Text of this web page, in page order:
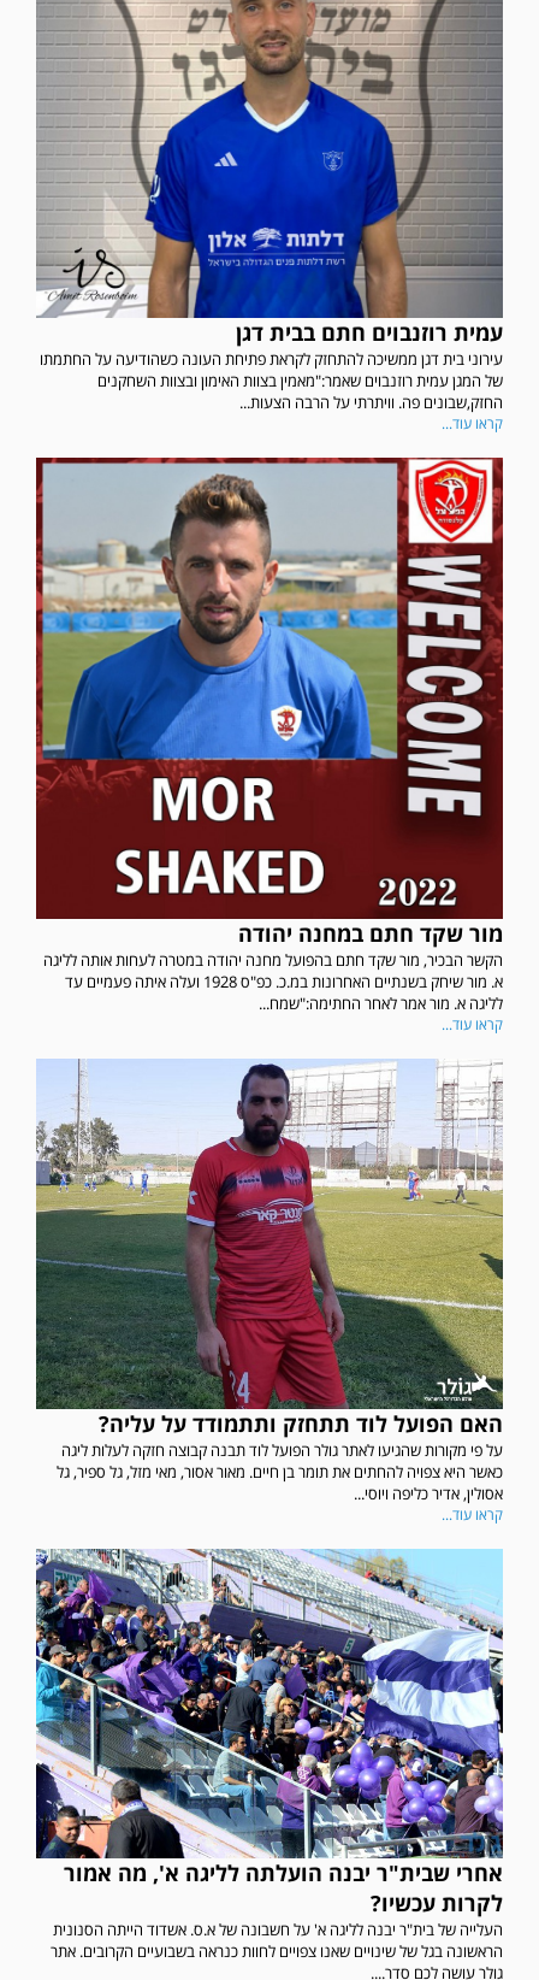
עמית רוזנבוים חתם בבית דגן
עירוני בית דגן ממשיכה להתחזק לקראת פתיחת העונה כשהודיעה על החתמתו
של המגן עמית רוזנבוים שאמר:"מאמין בצוות האימון ובצוות השחקנים
החזק,שבונים פה. וויתרתי על הרבה הצעות...
קראו עוד...
מור שקד חתם במחנה יהודה
הקשר הבכיר, מור שקד חתם בהפועל מחנה יהודה במטרה לעחות אותה לליגה
א. מור שיחק בשנתיים האחרונות במ.כ. כפ"ס 1928 ועלה איתה פעמיים עד
לליגה א. מור אמר לאחר החתימה:"שמח...
קראו עוד...
האם הפועל לוד תתחזק ותתמודד על עליה?
על פי מקורות שהגיעו לאתר גולר הפועל לוד תבנה קבוצה חזקה לעלות ליגה
כאשר היא צפויה להחתים את תומר בן חיים. מאור אסור, מאי מזל, גל ספיר, גל
אסולין, אדיר כליפה ויוסי...
קראו עוד...
אחרי שבית"ר יבנה הועלתה לליגה א', מה אמור
לקרות עכשיו?
העלייה של בית"ר יבנה לליגה א' על חשבונה של א.ס. אשדוד הייתה הסנונית
הראשונה בגל של שינויים שאנו צפויים לחוות כנראה בשבועיים הקרובים. אתר
גולר עושה לכם סדר....